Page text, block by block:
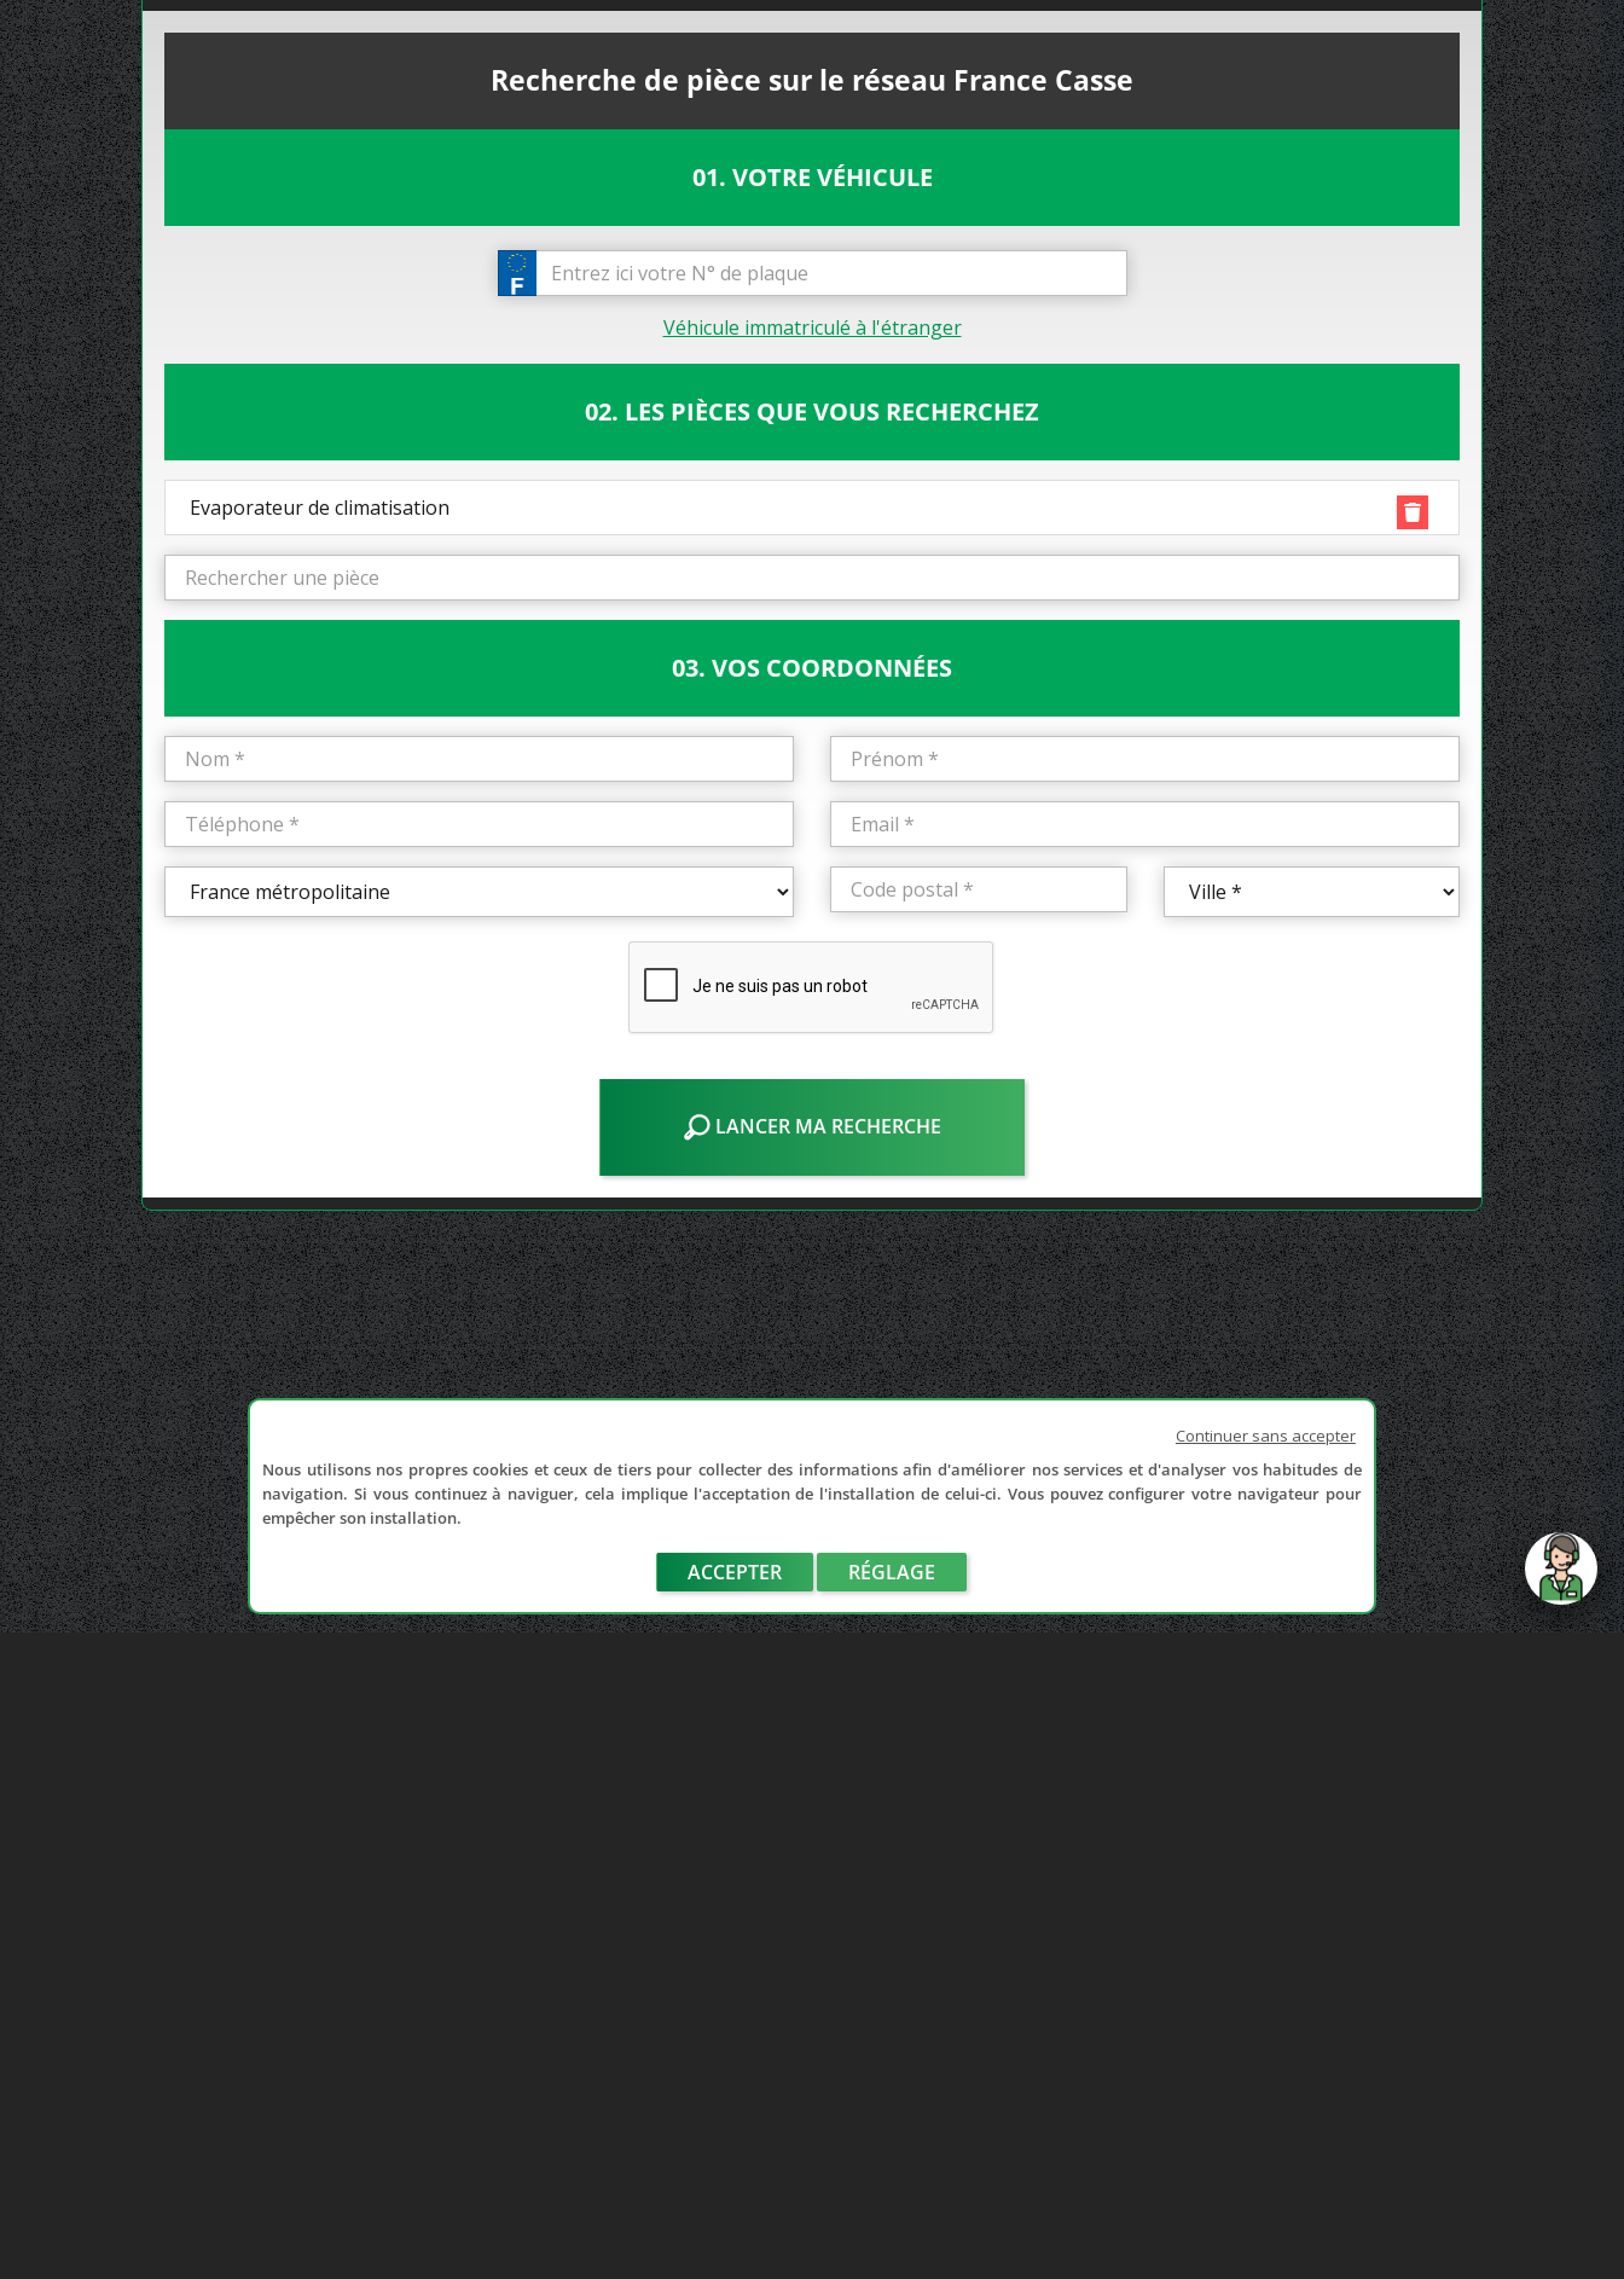
Recherche de pièce sur le réseau France Casse
01. VOTRE VÉHICULE
Véhicule immatriculé à l'étranger
02. LES PIÈCES QUE VOUS RECHERCHEZ
Evaporateur de climatisation
03. VOS COORDONNÉES
LANCER MA RECHERCHE
Continuer sans accepter
Nous utilisons nos propres cookies et ceux de tiers pour collecter des informations afin d'améliorer nos services et d'analyser vos habitudes de
navigation. Si vous continuez à naviguer, cela implique l'acceptation de l'installation de celui-ci. Vous pouvez configurer votre navigateur pour
empêcher son installation.
ACCEPTER RÉGLAGE